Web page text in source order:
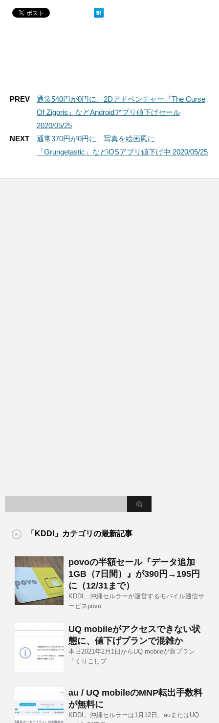
PREV
通常540円が0円に、2Dアドベンチャー『The Curse
Of Zigoris』などAndroidアプリ値下げセール
2020/05/25
NEXT
通常370円が0円に、写真を絵画風に
「Grungetastic」などiOSアプリ値下げ中 2020/05/25
「KDDI」カテゴリの最新記事
povoの半額セール『データ追加
1GB（7日間）』が390円→195円
に（12/31まで）
KDDI、沖縄セルラーが運営するモバイル通信サ
ービスpovo
UQ mobileがアクセスできない状
態に、値下げプランで混雑か
本日2021年2月1日からUQ mobileが新プラン
「くりこしプ
au / UQ mobileのMNP転出手数料
が無料に
KDDI、沖縄セルラーは1月12日、auまたはUQ